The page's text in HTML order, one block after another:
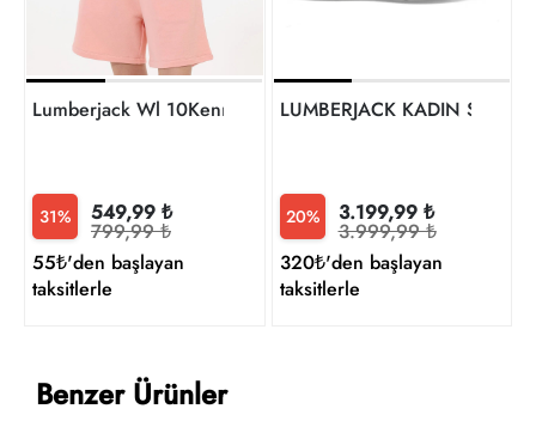
Lumberjack Wl 10Kenıs-Y 6Fx Kadın Atlet A102239878
31% 549,99 ₺
799,99 ₺
55₺'den başlayan
taksitlerle
LUMBERJACK KADIN Spor
20% 3.199,99 ₺
3.999,99 ₺
320₺'den başlayan
taksitlerle
Benzer Ürünler